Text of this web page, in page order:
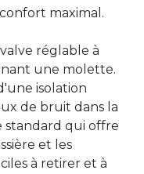
maximal.
réglable à
une molette.
isolation
de bruit dans la
standard qui offre
et les
à retirer et à